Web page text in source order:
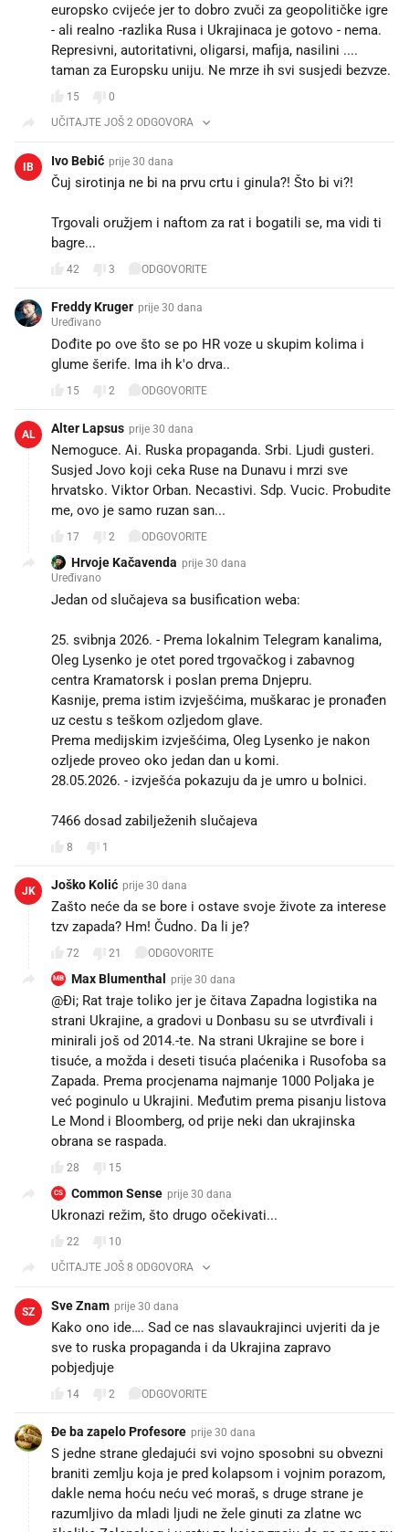
europsko cvijeće jer to dobro zvuči za geopolitičke igre
- ali realno -razlika Rusa i Ukrajinaca je gotovo - nema.
Represivni, autoritativni, oligarsi, mafija, nasilini ....
taman za Europsku uniju. Ne mrze ih svi susjedi bezvze.
15
0
UČITAJTE JOŠ 2 ODGOVORA
IB Ivo Bebić prije 30 dana
Čuj sirotinja ne bi na prvu crtu i ginula?! Što bi vi?!
Trgovali oružjem i naftom za rat i bogatili se, ma vidi ti
bagre...
42 3 ODGOVORITE
Freddy Kruger prije 30 dana
Uređivano
Dođite po ove što se po HR voze u skupim kolima i
glume šerife. Ima ih k'o drva..
15 2 ODGOVORITE
AL Alter Lapsus prije 30 dana
Nemoguce. Ai. Ruska propaganda. Srbi. Ljudi gusteri.
Susjed Jovo koji ceka Ruse na Dunavu i mrzi sve
hrvatsko. Viktor Orban. Necastivi. Sdp. Vucic. Probudite
me, ovo je samo ruzan san...
17 2 ODGOVORITE
Hrvoje Kačavenda prije 30 dana
Uređivano
Jedan od slučajeva sa busification weba:
25. svibnja 2026. - Prema lokalnim Telegram kanalima,
Oleg Lysenko je otet pored trgovačkog i zabavnog
centra Kramatorsk i poslan prema Dnjepru.
Kasnije, prema istim izvješćima, muškarac je pronađen
uz cestu s teškom ozljedom glave.
Prema medijskim izvješćima, Oleg Lysenko je nakon
ozljede proveo oko jedan dan u komi.
28.05.2026. - izvješća pokazuju da je umro u bolnici.
7466 dosad zabilježenih slučajeva
8 1
JK Joško Kolić prije 30 dana
Zašto neće da se bore i ostave svoje živote za interese
tzv zapada? Hm! Čudno. Da li je?
72 21 ODGOVORITE
MB Max Blumenthal prije 30 dana
@Đi; Rat traje toliko jer je čitava Zapadna logistika na
strani Ukrajine, a gradovi u Donbasu su se utvrđivali i
minirali još od 2014.-te. Na strani Ukrajine se bore i
tisuće, a možda i deseti tisuća plaćenika i Rusofoba sa
Zapada. Prema procjenama najmanje 1000 Poljaka je
već poginulo u Ukrajini. Međutim prema pisanju listova
Le Mond i Bloomberg, od prije neki dan ukrajinska
obrana se raspada.
28 15
CS Common Sense prije 30 dana
Ukronazi režim, što drugo očekivati...
22
10
UČITAJTE JOŠ 8 ODGOVORA
SZ Sve Znam prije 30 dana
Kako ono ide…. Sad ce nas slavaukrajinci uvjeriti da je
sve to ruska propaganda i da Ukrajina zapravo
pobjedjuje
14 2 ODGOVORITE
Đe ba zapelo Profesore prije 30 dana
S jedne strane gledajući svi vojno sposobni su obvezni
braniti zemlju koja je pred kolapsom i vojnim porazom,
dakle nema hoću neću već moraš, s druge strane je
razumljivo da mladi ljudi ne žele ginuti za zlatne wc